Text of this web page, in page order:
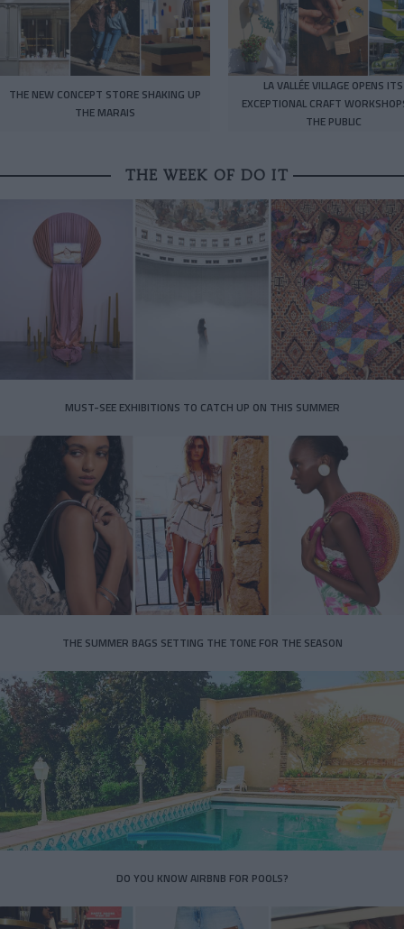
THE NEW CONCEPT STORE SHAKING UP
THE MARAIS
LA VALLÉE VILLAGE OPENS ITS
EXCEPTIONAL CRAFT
THE PUBLIC
THE WEEK OF DO IT
MUST-SEE EXHIBITIONS TO CATCH UP ON THIS SUMMER
THE SUMMER BAGS SETTING THE TONE FOR THE SEASON
DO YOU KNOW AIRBNB FOR POOLS?